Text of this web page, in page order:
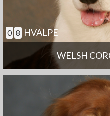
WELSH
0 8 HVALPE